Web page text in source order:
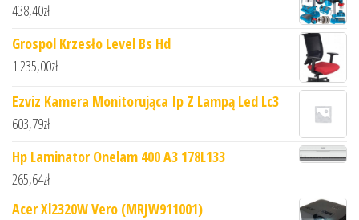
438,40zł
Grospol Krzesło Level Bs Hd
1 235,00zł
Ezviz Kamera Monitorująca Ip Z Lampą Led Lc3
603,79zł
Hp Laminator Onelam 400 A3 178L133
265,64zł
Acer Xl2320W Vero (MRJW911001)